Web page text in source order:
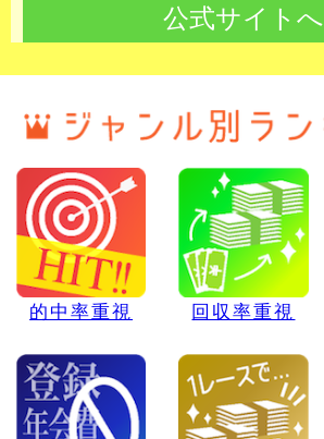
公式サイトへ
的中率重視 回収率重視